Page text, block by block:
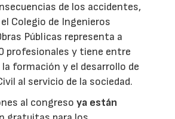
de los accidentes,
Colegio de Ingenieros
Públicas representa a
profesionales y tiene entre
formación y el desarrollo de
al servicio de la sociedad.
al congresoya están